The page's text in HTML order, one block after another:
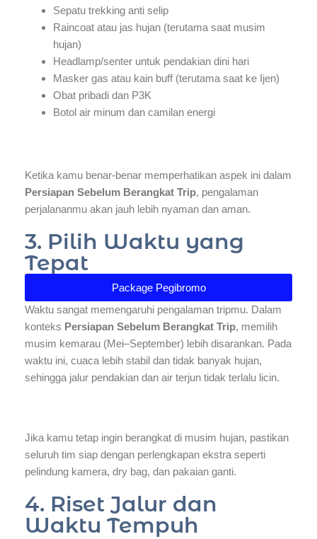
Sepatu trekking anti selip
Raincoat atau jas hujan (terutama saat musim
hujan)
Headlamp/senter untuk pendakian dini hari
Masker gas atau kain buff (terutama saat ke Ijen)
Obat pribadi dan P3K
Botol air minum dan camilan energi
Ketika kamu benar-benar memperhatikan aspek ini dalam
Persiapan Sebelum Berangkat Trip, pengalaman
perjalananmu akan jauh lebih nyaman dan aman.
3. Pilih Waktu yang
Tepat
Package Pegibromo
Waktu sangat memengaruhi pengalaman tripmu. Dalam
konteks Persiapan Sebelum Berangkat Trip, memilih
musim kemarau (Mei–September) lebih disarankan. Pada
waktu ini, cuaca lebih stabil dan tidak banyak hujan,
sehingga jalur pendakian dan air terjun tidak terlalu licin.
Jika kamu tetap ingin berangkat di musim hujan, pastikan
seluruh tim siap dengan perlengkapan ekstra seperti
pelindung kamera, dry bag, dan pakaian ganti.
4. Riset Jalur dan
Waktu Tempuh